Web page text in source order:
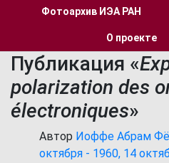
Фотоархив ИЭА РАН
О проекте
Публикация «
polarization des
électroniques»
Автор Иоффе Абрам
октября - 1960, 14